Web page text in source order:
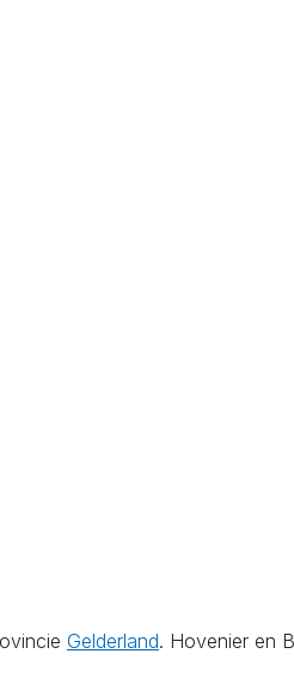
Gelderland. Hovenier en